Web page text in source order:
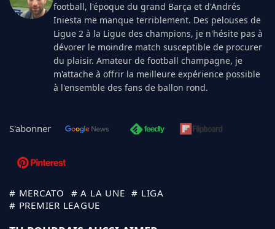
football, l'époque du grand Barça et d'Andrés
Iniesta me manque terriblement. Des pelouses de
Ligue 2 à la Ligue des champions, je n'hésite pas à
dévorer le moindre match susceptible de procurer
du plaisir. Amateur de football champagne, je
m'attache à offrir la meilleure expérience possible
à l'ensemble des fans de ballon rond.
S'abonner
# MERCATO # A LA UNE # LIGA
# PREMIER LEAGUE